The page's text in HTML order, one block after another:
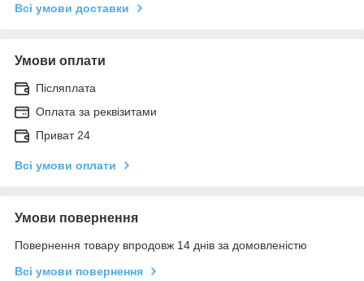
Всі умови доставки
Умови оплати
Післяплата
Оплата за реквізитами
Приват 24
Всі умови оплати
Умови повернення
Повернення товару впродовж 14 днів за домовленістю
Всі умови повернення